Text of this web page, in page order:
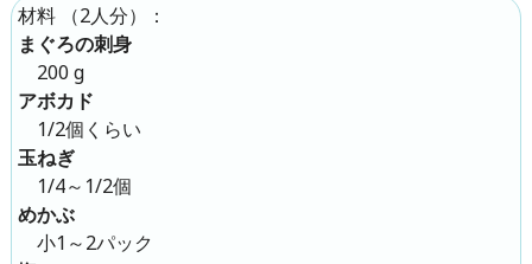
材料 （2人分）：
まぐろの刺身
200 g
アボカド
1/2個くらい
玉ねぎ
1/4～1/2個
めかぶ
小1～2パック